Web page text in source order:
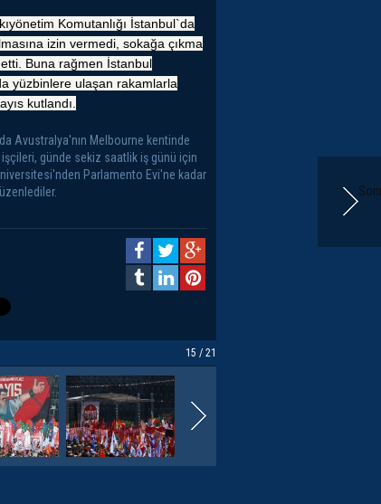
Komutanlığı İstanbul`da
izin vermedi, sokağa çıkma
Buna rağmen İstanbul
yüzbinlere ulaşan rakamlarla
kutlandı.
Avustralya'nın Melbourne kentinde
günde sekiz saatlik iş günü için
Parlamento Evi'ne kadar
15 / 21